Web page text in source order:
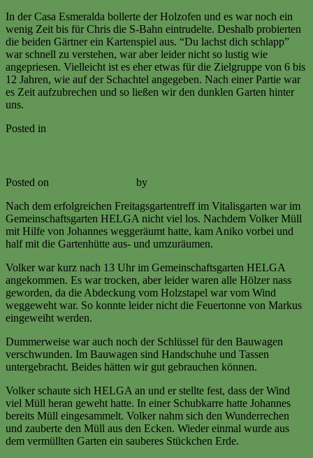
In der Casa Esmeralda bollerte der Holzofen und es war noch ein
wenig Zeit bis für Chris die S-Bahn eintrudelte. Deshalb probierten
die beiden Gärtner ein Kartenspiel aus. “Du lachst dich schlapp”
war schnell zu verstehen, war aber leider nicht so lustig wie
angepriesen. Vielleicht ist es eher etwas für die Zielgruppe von 6 bis
12 Jahren, wie auf der Schachtel angegeben. Nach einer Partie war
es Zeit aufzubrechen und so ließen wir den dunklen Garten hinter
uns.
Posted in
Posted on by
Nach dem erfolgreichen Freitagsgartentreff im Vitalisgarten war im
Gemeinschaftsgarten HELGA nicht viel los. Nachdem Volker Müll
mit Hilfe von Johannes weggeräumt hatte, kam Aniko vorbei und
half mit die Gartenhütte aus- und umzuräumen.
Volker war kurz nach 13 Uhr im Gemeinschaftsgarten HELGA
angekommen. Es war trocken, aber leider waren alle Hölzer nass
geworden, da die Abdeckung vom Holzstapel war vom Wind
weggeweht war. So konnte leider nicht die Feuertonne von Markus
eingeweiht werden.
Dummerweise war auch noch der Schlüssel für den Bauwagen
verschwunden. Im Bauwagen sind Handschuhe und Tassen
untergebracht. Beides hätten wir gut gebrauchen können.
Volker schaute sich HELGA an und er stellte fest, dass der Wind
viel Müll heran geweht hatte. In einer Schubkarre hatte Johannes
bereits Müll eingesammelt. Volker nahm sich den Wunderrechen
und zauberte den Müll aus den Ecken. Wieder einmal wurde aus
dem vermüllten Garten ein sauberes Stückchen Erde.